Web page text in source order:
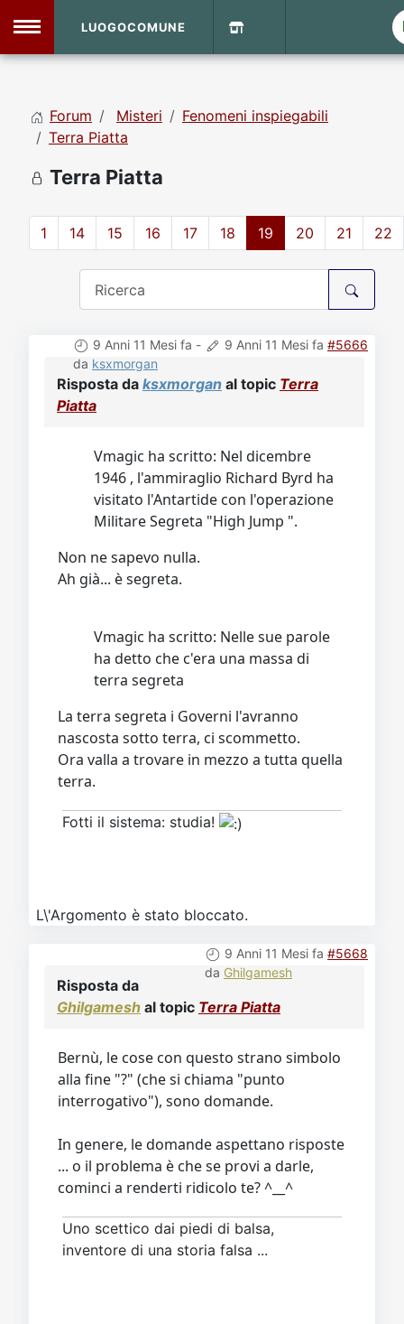
Home
LUOGOCOMUNE
Forum Misteri
Fenomeni inspiegabili
Terra Piatta
Terra Piatta
1 14 15 16 17 18 19 20 21 22
9 Anni 11 Mesi fa - 9 Anni 11 Mesi fa #5666
da ksxmorgan
Risposta da ksxmorgan al topic Terra
Piatta
Vmagic ha scritto: Nel dicembre
1946 , l'ammiraglio Richard Byrd ha
visitato l'Antartide con l'operazione
Militare Segreta "High Jump ".
Non ne sapevo nulla.
Ah già... è segreta.
Vmagic ha scritto: Nelle sue parole
ha detto che c'era una massa di
terra segreta
La terra segreta i Governi l'avranno
nascosta sotto terra, ci scommetto.
Ora valla a trovare in mezzo a tutta quella
terra.
Fotti il sistema: studia!
L\'Argomento è stato bloccato.
9 Anni 11 Mesi fa #5668
da Ghilgamesh
Risposta da
Ghilgamesh al topic Terra Piatta
Bernù, le cose con questo strano simbolo
alla fine "?" (che si chiama "punto
interrogativo"), sono domande.
In genere, le domande aspettano risposte
... o il problema è che se provi a darle,
cominci a renderti ridicolo te? ^__^
Uno scettico dai piedi di balsa,
inventore di una storia falsa ...